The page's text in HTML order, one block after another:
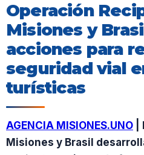
Operación
Misiones y
acciones para
seguridad vial
turísticas
AGENCIA MISIONES.UNO |
Misiones y Brasil